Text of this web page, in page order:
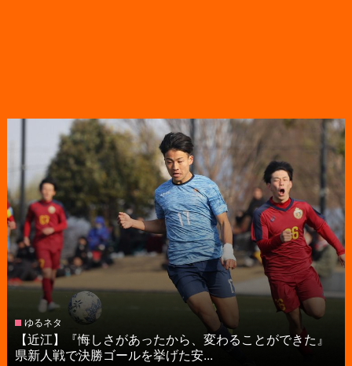
ゆるネタ
【近江】『悔しさがあったから、変わることができた』
県新人戦で決勝ゴールを挙げた安...